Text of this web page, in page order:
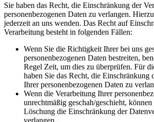
Sie haben das Recht, die Einschränkung der
personenbezogenen Daten zu verlangen.
jederzeit an uns wenden. Das Recht auf
Verarbeitung besteht in folgenden Fällen:
Wenn Sie die Richtigkeit Ihrer bei uns
personenbezogenen Daten bestreiten,
Regel Zeit, um dies zu überprüfen. Für
haben Sie das Recht, die Einschränkung
Ihrer personenbezogenen Daten zu
Wenn die Verarbeitung Ihrer
unrechtmäßig geschah/geschieht, können
Löschung die Einschränkung der